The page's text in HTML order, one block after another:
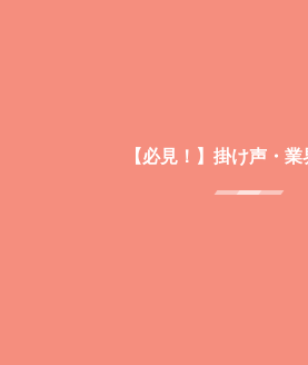
【必見！】掛け声・